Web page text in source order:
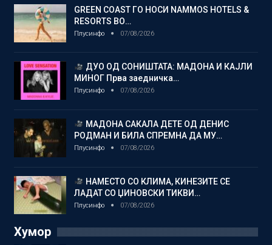
GREEN COAST ГО НОСИ NAMMOS HOTELS &
RESORTS ВО…
Плусинфо 07/08/2026
ДУО ОД СОНИШТАТА: МАДОНА И КАЈЛИ
МИНОГ Прва заедничка…
Плусинфо 07/08/2026
МАДОНА САКАЛА ДЕТЕ ОД ДЕНИС
РОДМАН И БИЛА СПРЕМНА ДА МУ…
Плусинфо 07/08/2026
НАМЕСТО СО КЛИМА, КИНЕЗИТЕ СЕ
ЛАДАТ СО ЏИНОВСКИ ТИКВИ…
Плусинфо 07/08/2026
Хумор